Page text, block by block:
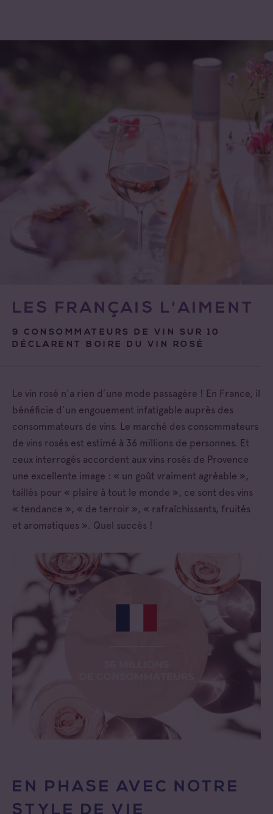
LES FRANÇAIS L'AIMENT
9 CONSOMMATEURS DE VIN SUR 10
DÉCLARENT BOIRE DU VIN ROSÉ
Le vin rosé n’a rien d’une mode passagère ! En France, il
bénéficie d’un engouement infatigable auprès des
consommateurs de vins. Le marché des consommateurs
de vins rosés est estimé à 36 millions de personnes. Et
ceux interrogés accordent aux vins rosés de Provence
une excellente image : « un goût vraiment agréable »,
taillés pour « plaire à tout le monde », ce sont des vins
« tendance », « de terroir », « rafraîchissants, fruités
et aromatiques ». Quel succès !
EN PHASE AVEC NOTRE
STYLE DE VIE